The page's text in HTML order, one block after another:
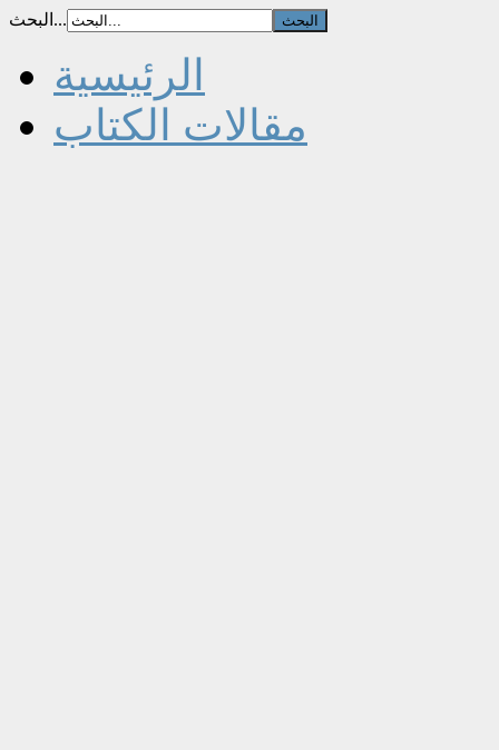
البحث...
الرئيسية
مقالات الكتاب